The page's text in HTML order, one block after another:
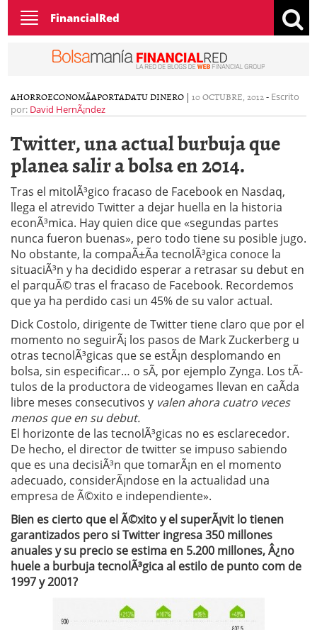
Toggle
navigation
FinancialRed
AHORROECONOMÃ­APORTADATU DINERO | 10 OCTUBRE, 2012- Escrito
por: David HernÃ¡ndez
Twitter, una actual burbuja que
planea salir a bolsa en 2014.
Tras el mitolÃ³gico fracaso de Facebook en Nasdaq,
llega el atrevido Twitter a dejar huella en la historia
econÃ³mica. Hay quien dice que «segundas partes
nunca fueron buenas», pero todo tiene su posible jugo.
No obstante, la compaÃ±Ã­a tecnolÃ³gica conoce la
situaciÃ³n y ha decidido esperar a retrasar su debut en
el parquÃ© tras el fracaso de Facebook. Recordemos
que ya ha perdido casi un 45% de su valor actual.
Dick Costolo, dirigente de Twitter tiene claro que por el
momento no seguirÃ¡ los pasos de Mark Zuckerberg u
otras tecnolÃ³gicas que se estÃ¡n desplomando en
bolsa, sin especificar… o sÃ­, por ejemplo Zynga. Los tÃ­
tulos de la productora de videogames llevan en caÃ­da
libre meses consecutivos y valen ahora cuatro veces
menos que en su debut.
El horizonte de las tecnolÃ³gicas no es esclarecedor.
De hecho, el director de twitter se impuso sabiendo
que es una decisiÃ³n que tomarÃ¡n en el momento
adecuado, considerÃ¡ndose en la actualidad una
empresa de Ã©xito e independiente».
Bien es cierto que el Ã©xito y el superÃ¡vit lo tienen
garantizados pero si Twitter ingresa 350 millones
anuales y su precio se estima en 5.200 millones, Â¿no
huele a burbuja tecnolÃ³gica al estilo de punto com de
1997 y 2001?